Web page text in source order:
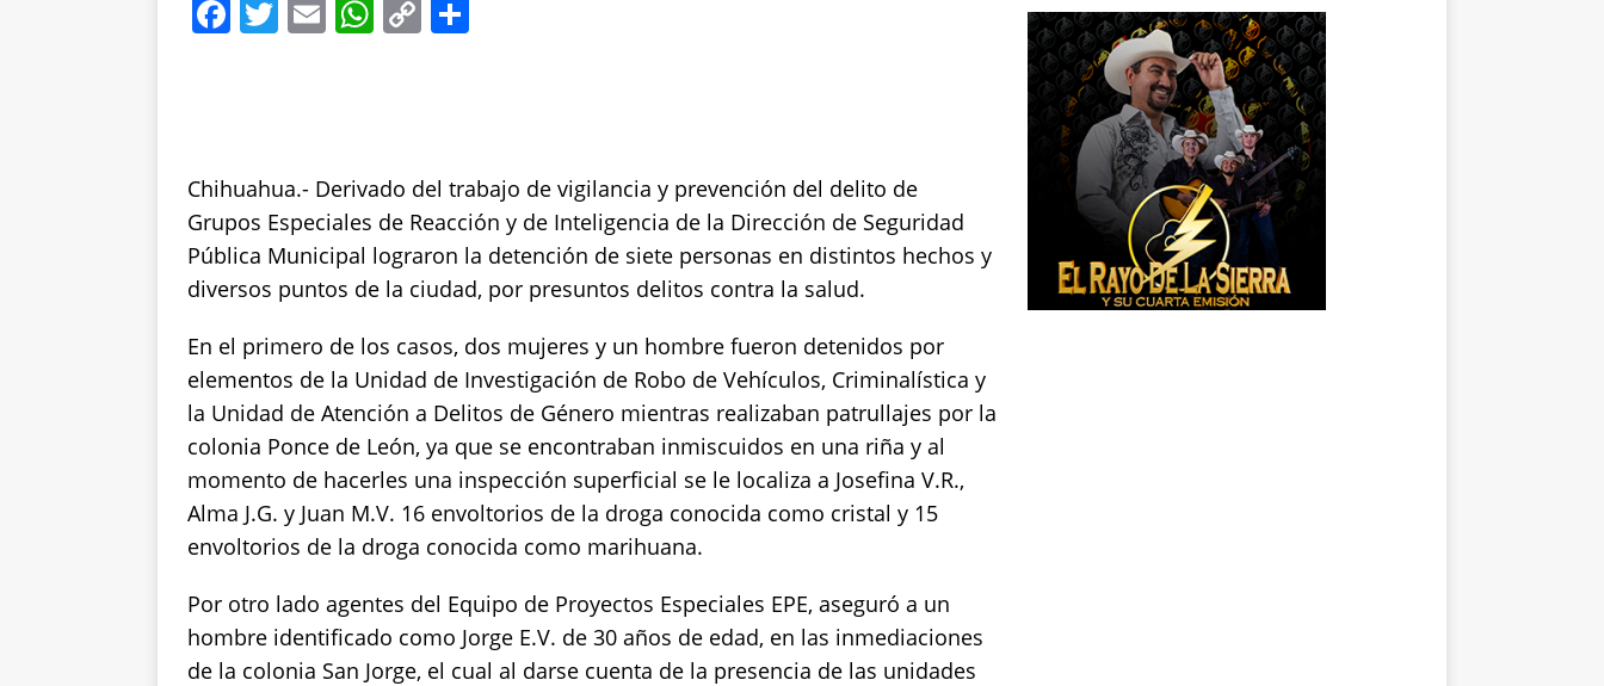
F
o
o
k
T E W
A
p
p
C
Li
n
k
Chihuahua.- Derivado del trabajo de vigilancia y prevención del delito de
Grupos Especiales de Reacción y de Inteligencia de la Dirección de Seguridad
Pública Municipal lograron la detención de siete personas en distintos hechos y
diversos puntos de la ciudad, por presuntos delitos contra la salud.
En el primero de los casos, dos mujeres y un hombre fueron detenidos por
elementos de la Unidad de Investigación de Robo de Vehículos, Criminalística y
la Unidad de Atención a Delitos de Género mientras realizaban patrullajes por la
colonia Ponce de León, ya que se encontraban inmiscuidos en una riña y al
momento de hacerles una inspección superficial se le localiza a Josefina V.R.,
Alma J.G. y Juan M.V. 16 envoltorios de la droga conocida como cristal y 15
envoltorios de la droga conocida como marihuana.
Por otro lado agentes del Equipo de Proyectos Especiales EPE, aseguró a un
hombre identificado como Jorge E.V. de 30 años de edad, en las inmediaciones
de la colonia San Jorge, el cual al darse cuenta de la presencia de las unidades